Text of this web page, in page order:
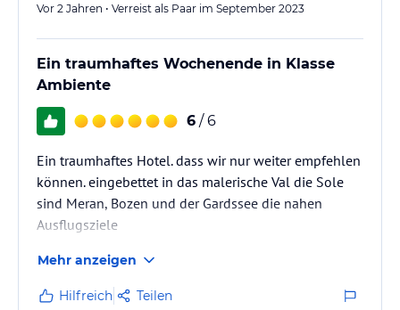
Vor 2 Jahren • Verreist als Paar im September 2023
Ein traumhaftes Wochenende in Klasse
Ambiente
6 / 6
Ein traumhaftes Hotel. dass wir nur weiter empfehlen
können. eingebettet in das malerische Val die Sole
sind Meran, Bozen und der Gardssee die nahen
Ausflugsziele
Mehr anzeigen
Hilfreich Teilen